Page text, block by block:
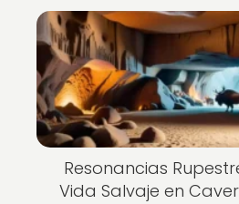
Resonancias
Vida Salvaje en